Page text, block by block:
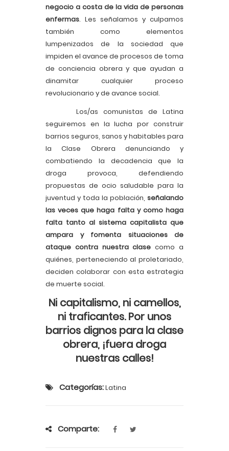
negocio a costa de la vida de personas
enfermas. Les señalamos y culpamos
también como elementos
lumpenizados de la sociedad que
impiden el avance de procesos de toma
de conciencia obrera y que ayudan a
dinamitar cualquier proceso
revolucionario y de avance social.
Los/as comunistas de Latina
seguiremos en la lucha por construir
barrios seguros, sanos y habitables para
la Clase Obrera denunciando y
combatiendo la decadencia que la
droga provoca, defendiendo
propuestas de ocio saludable para la
juventud y toda la población, señalando
las veces que haga falta y como haga
falta tanto al sistema capitalista que
ampara y fomenta situaciones de
ataque contra nuestra clase como a
quiénes, perteneciendo al proletariado,
deciden colaborar con esta estrategia
de muerte social.
Ni capitalismo, ni camellos,
ni traficantes. Por unos
barrios dignos para la clase
obrera, ¡fuera droga
nuestras calles!
Categorías:Latina
Comparte: